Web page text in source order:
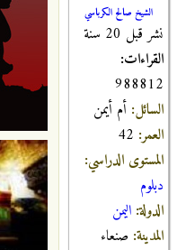
الشيخ صالح الكرباسي
نشر قبل 20 سنة
القراءات:
988812
السائل: أم أيمن
العمر: 42
المستوى الدراسي:
دبلوم
الدولة: اليمن
المدينة: صنعاء